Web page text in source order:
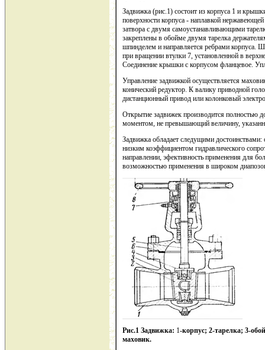
Задвижка (рис.1) состоит из корпуса 1 и
поверхности корпуса - наплавкой
затвора с двумя самоустанавливающими
закреплены в обойме двумя тарелка
шпинделем и направляется ребрами корпуса.
при вращении втулки 7, установленной в
Соединение крышки с корпусом фланцевое.
Управление задвижкой осуществляется
конический редуктор. К валику приводной
дистанционный привод или колонковый
Открытие задвижек производится полностью
моментом, не превышающий величину,
Задвижка обладает следущими
низким коэффициентом гидравлического
направлении, эфективность применения для
возможностью применения в широком
Рис.1 Задвижка: 1-корпус; 2-тарелка; 3-
маховик.